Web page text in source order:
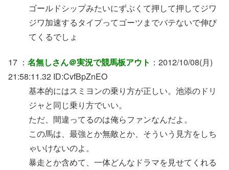
ゴールドシップみたいにずぶくて押して押してジワ
ジワ加速するタイプってゴーツまでバテないで伸び
てくるでしょ
17 ： 名無しさん＠実況で競馬板アウト ：2012/10/08(月)
21:58:11.32 ID:CvfBpZnEO
基本的にはスミヨンの乗り方が正しい。池添のドリ
ジャと同じ乗り方でいい。
ただ、間違ってるのは俺らファンなんだよ。
この馬は、最強とか無敵とか、そういう見方をしち
ゃいけないのよ。
暴走とか含めて、一体どんなドラマを見せてくれる